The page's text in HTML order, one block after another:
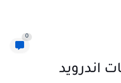
0
اندرويد